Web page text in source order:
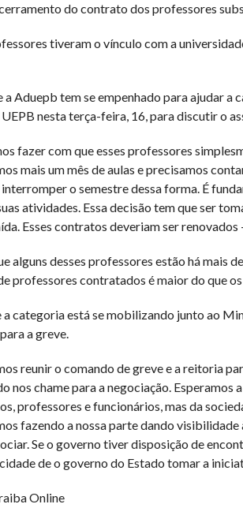
do contrato dos professores
tiveram o vínculo com a
Aduepb tem se empenhado para ajudar a
nesta terça-feira, 16, para discutir o
fazer com que esses professores
mais um mês de aulas e precisamos
o semestre dessa forma. É
atividades. Essa decisão tem que ser
Esses contratos deveriam ser renovados
alguns desses professores estão há mais
professores contratados é maior do que
a categoria está se mobilizando junto ao
a greve.
reunir o comando de greve e a reitoria
nos chame para a negociação. Esperamos
professores e funcionários, mas da
fazendo a nossa parte dando visibilidade
Se o governo tiver disposição de
de o governo do Estado tomar a
Online